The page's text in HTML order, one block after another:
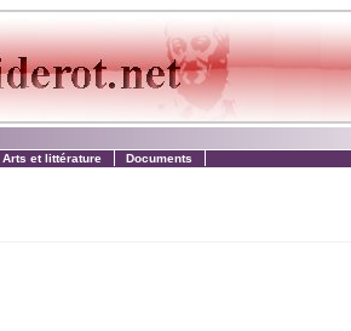
Arts et littérature Documents